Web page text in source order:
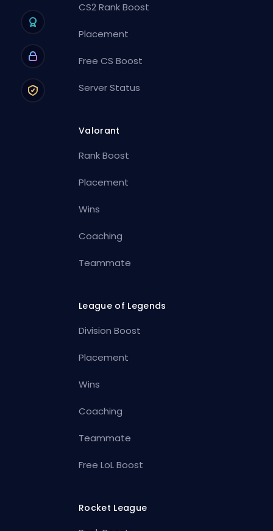
CS2 Rank Boost
Placement
Free CS Boost
Server Status
Valorant
Rank Boost
Placement
Wins
Coaching
Teammate
League of Legends
Division Boost
Placement
Wins
Coaching
Teammate
Free LoL Boost
Rocket League